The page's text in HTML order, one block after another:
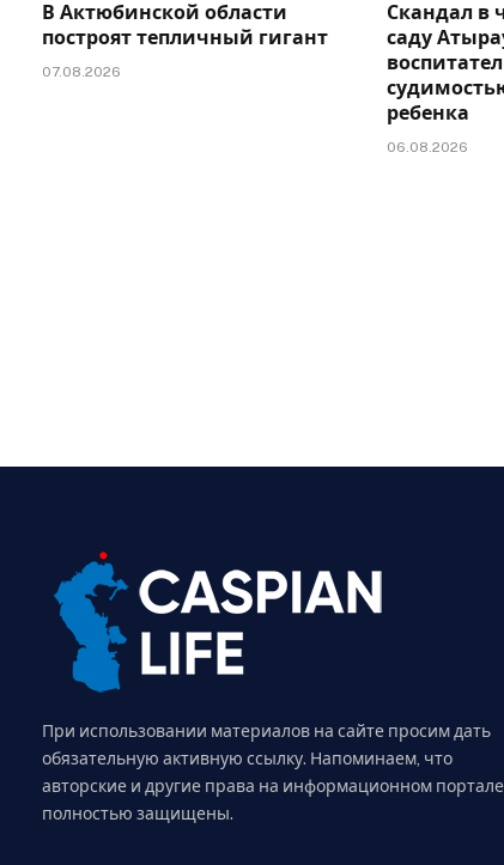
В Актюбинской области
построят тепличный гигант
07.08.2026
Скандал в
саду
ребенка
06.08.2026
При использовании материалов на сайте просим дать
обязательную активную ссылку. Напоминаем, что
авторские и другие права на информационном портале
полностью защищены.